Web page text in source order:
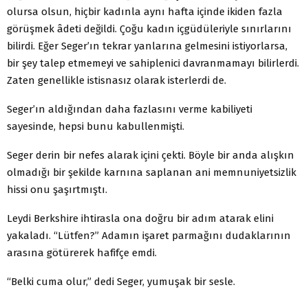
olursa olsun, hiçbir kadınla aynı hafta içinde ikiden fazla
görüşmek âdeti değildi. Çoğu kadın içgüdüleriyle sınırlarını
bilirdi. Eğer Seger’ın tekrar yanlarına gelmesini istiyorlarsa,
bir şey talep etmemeyi ve sahiplenici davranmamayı bilirlerdi.
Zaten genellikle istisnasız olarak isterlerdi de.
Seger’ın aldığından daha fazlasını verme kabiliyeti
sayesinde, hepsi bunu kabullenmişti.
Seger derin bir nefes alarak içini çekti. Böyle bir anda alışkın
olmadığı bir şekilde karnına saplanan ani memnuniyetsizlik
hissi onu şaşırtmıştı.
Leydi Berkshire ihtirasla ona doğru bir adım atarak elini
yakaladı. “Lütfen?” Adamın işaret parmağını dudaklarının
arasına götürerek hafifçe emdi.
“Belki cuma olur,” dedi Seger, yumuşak bir sesle.